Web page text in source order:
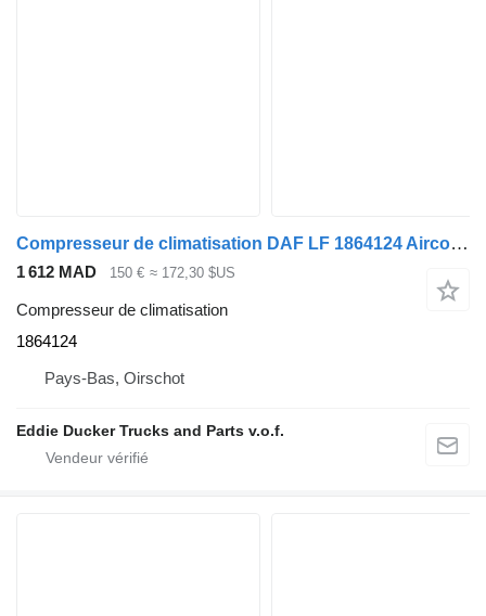
Compresseur de climatisation DAF LF 1864124 Aircomp PX LF/CF Euro 6 pour camion DAF LF/CF
1 612 MAD 150 € ≈ 172,30 $US
Compresseur de climatisation
1864124
Pays-Bas, Oirschot
Eddie Ducker Trucks and Parts v.o.f.